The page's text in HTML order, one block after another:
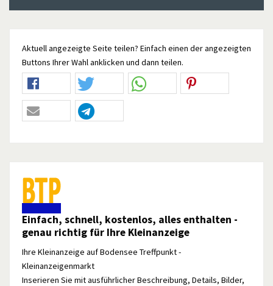
Aktuell angezeigte Seite teilen? Einfach einen der angezeigten
Buttons Ihrer Wahl anklicken und dann teilen.
Einfach, schnell, kostenlos, alles enthalten -
genau richtig für Ihre Kleinanzeige
Ihre Kleinanzeige auf Bodensee Treffpunkt -
Kleinanzeigenmarkt
Inserieren Sie mit ausführlicher Beschreibung, Details, Bilder,